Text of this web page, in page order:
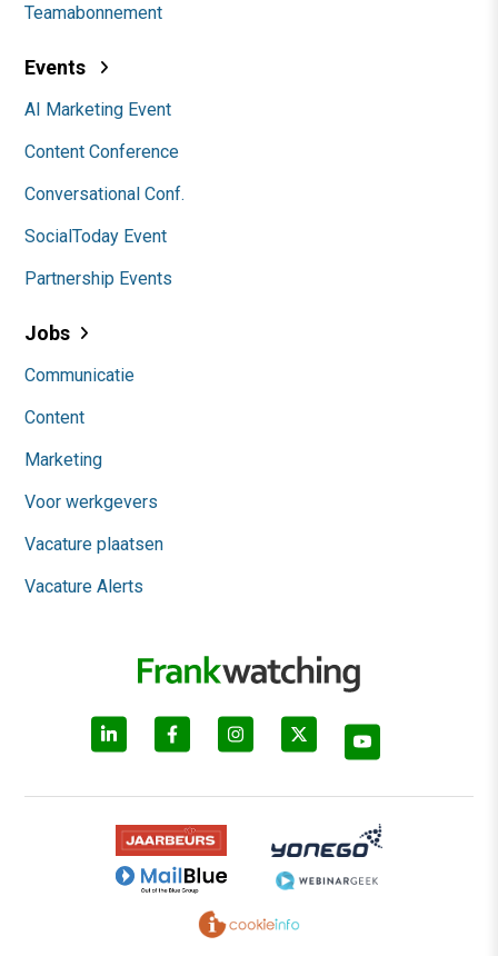
Teamabonnement
Events
AI Marketing Event
Content Conference
Conversational Conf.
SocialToday Event
Partnership Events
Jobs
Communicatie
Content
Marketing
Voor werkgevers
Vacature plaatsen
Vacature Alerts